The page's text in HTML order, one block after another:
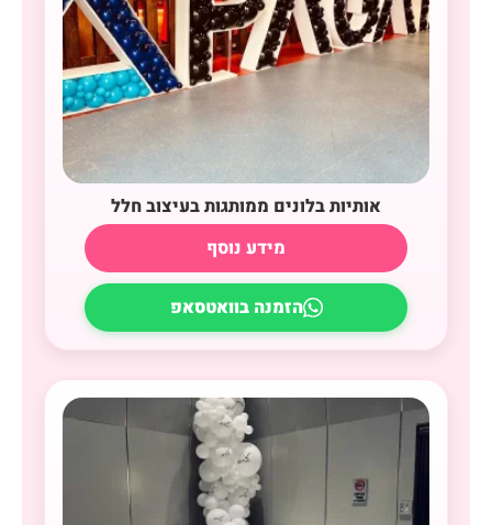
אותיות בלונים ממותגות בעיצוב חלל
מידע נוסף
הזמנה בוואטסאפ